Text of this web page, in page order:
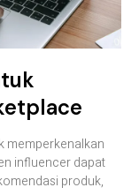
memperkenalkan
influencer dapat
produk,